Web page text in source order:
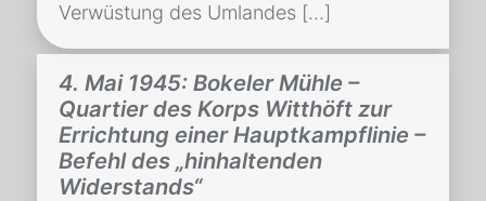
Verwüstung des Umlandes […]
4. Mai 1945: Bokeler Mühle –
Quartier des Korps Witthöft zur
Errichtung einer Hauptkampflinie –
Befehl des „hinhaltenden
Widerstands“